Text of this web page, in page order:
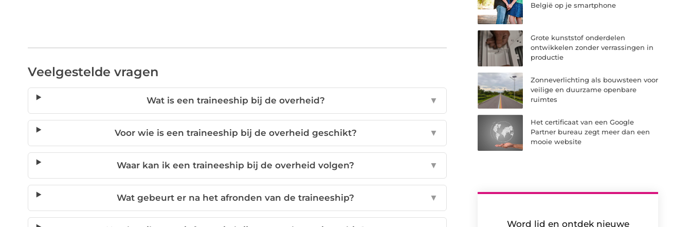
Veelgestelde vragen
Wat is een traineeship bij de overheid? ▼
Voor wie is een traineeship bij de overheid geschikt? ▼
Waar kan ik een traineeship bij de overheid volgen? ▼
Wat gebeurt er na het afronden van de traineeship? ▼
België op je smartphone
Grote kunststof onderdelen
ontwikkelen zonder verrassingen in
productie
Zonneverlichting als bouwsteen voor
veilige en duurzame openbare
ruimtes
Het certificaat van een Google
Partner bureau zegt meer dan een
mooie website
Word lid en ontdek nieuwe